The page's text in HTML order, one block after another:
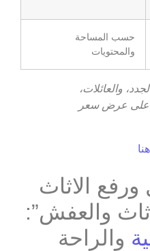
حسب المساحة
والمحتويات
والعائلات،
على عرض سعر
الاثاث
والعفش”:
والراحة